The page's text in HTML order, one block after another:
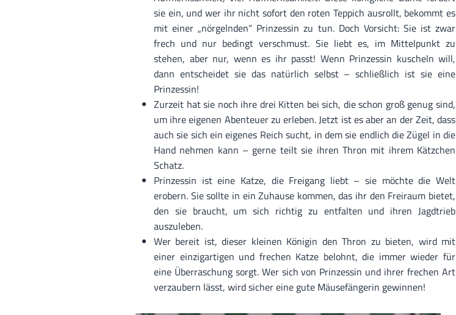
sie ein, und wer ihr nicht sofort den roten Teppich ausrollt, bekommt es
mit einer „nörgelnden“ Prinzessin zu tun. Doch Vorsicht: Sie ist zwar
frech und nur bedingt verschmust. Sie liebt es, im Mittelpunkt zu
stehen, aber nur, wenn es ihr passt! Wenn Prinzessin kuscheln will,
dann entscheidet sie das natürlich selbst – schließlich ist sie eine
Prinzessin!
Zurzeit hat sie noch ihre drei Kitten bei sich, die schon groß genug sind,
um ihre eigenen Abenteuer zu erleben. Jetzt ist es aber an der Zeit, dass
auch sie sich ein eigenes Reich sucht, in dem sie endlich die Zügel in die
Hand nehmen kann – gerne teilt sie ihren Thron mit ihrem Kätzchen
Schatz.
Prinzessin ist eine Katze, die Freigang liebt – sie möchte die Welt
erobern. Sie sollte in ein Zuhause kommen, das ihr den Freiraum bietet,
den sie braucht, um sich richtig zu entfalten und ihren Jagdtrieb
auszuleben.
Wer bereit ist, dieser kleinen Königin den Thron zu bieten, wird mit
einer einzigartigen und frechen Katze belohnt, die immer wieder für
eine Überraschung sorgt. Wer sich von Prinzessin und ihrer frechen Art
verzaubern lässt, wird sicher eine gute Mäusefängerin gewinnen!